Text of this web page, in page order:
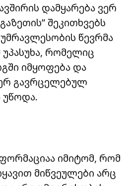
დამყარება ვერ
შეკითხვებს
წევრმა
რომელიც
იმყოფება და
გავრცელებულ
უწოდა.
იმიტომ, რომ
მიწვეულები არც